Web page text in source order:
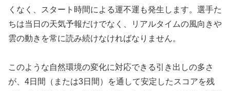
くなく、スタート時間による運不運も発生します。選手た
ちは当日の天気予報だけでなく、リアルタイムの風向きや
雲の動きを常に読み続けなければなりません。
このような自然環境の変化に対応できる引き出しの多さ
が、4日間（または3日間）を通して安定したスコアを残